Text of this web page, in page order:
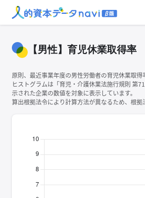
【男性】育児休業取得率
原則、最近事業年度の男性労働者の育児休業取得
ヒストグラムは「育児・介護休業法施行規則 第
示された企業の数値を対象に表示しています。
算出根拠法令により計算方法が異なるため、根